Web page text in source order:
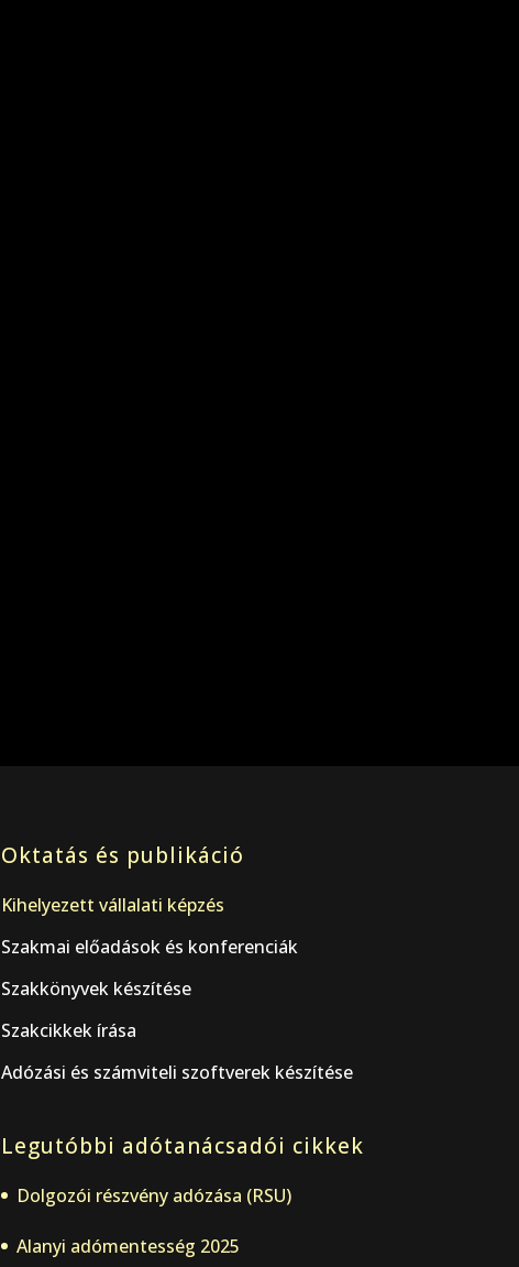
Oktatás és publikáció
Kihelyezett vállalati képzés
Szakmai előadások és konferenciák
Szakkönyvek készítése
Szakcikkek írása
Adózási és számviteli szoftverek készítése
Legutóbbi adótanácsadói cikkek
Dolgozói részvény adózása (RSU)
Alanyi adómentesség 2025